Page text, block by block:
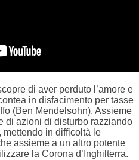
di aver perduto l’amore e
in disfacimento per tasse
(Ben Mendelsohn). Assieme
di azioni di disturbo razziando
in difficoltà le
assieme a un altro potente
la Corona d’Inghilterra.